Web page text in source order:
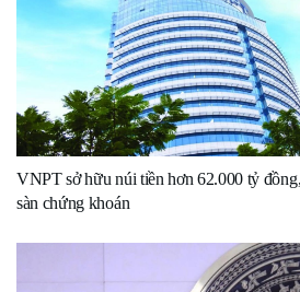
VNPT sở hữu núi tiền hơn 62.000 tỷ
sàn chứng khoán